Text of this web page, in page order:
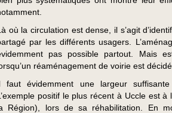
où la circulation est dense, il s’agit
par les différents usagers.
pas possible partout. Mais
réaménagement de voirie est
faut évidemment une largeur
positif le plus récent à Uccle est
Région), lors de sa réhabilitation. En